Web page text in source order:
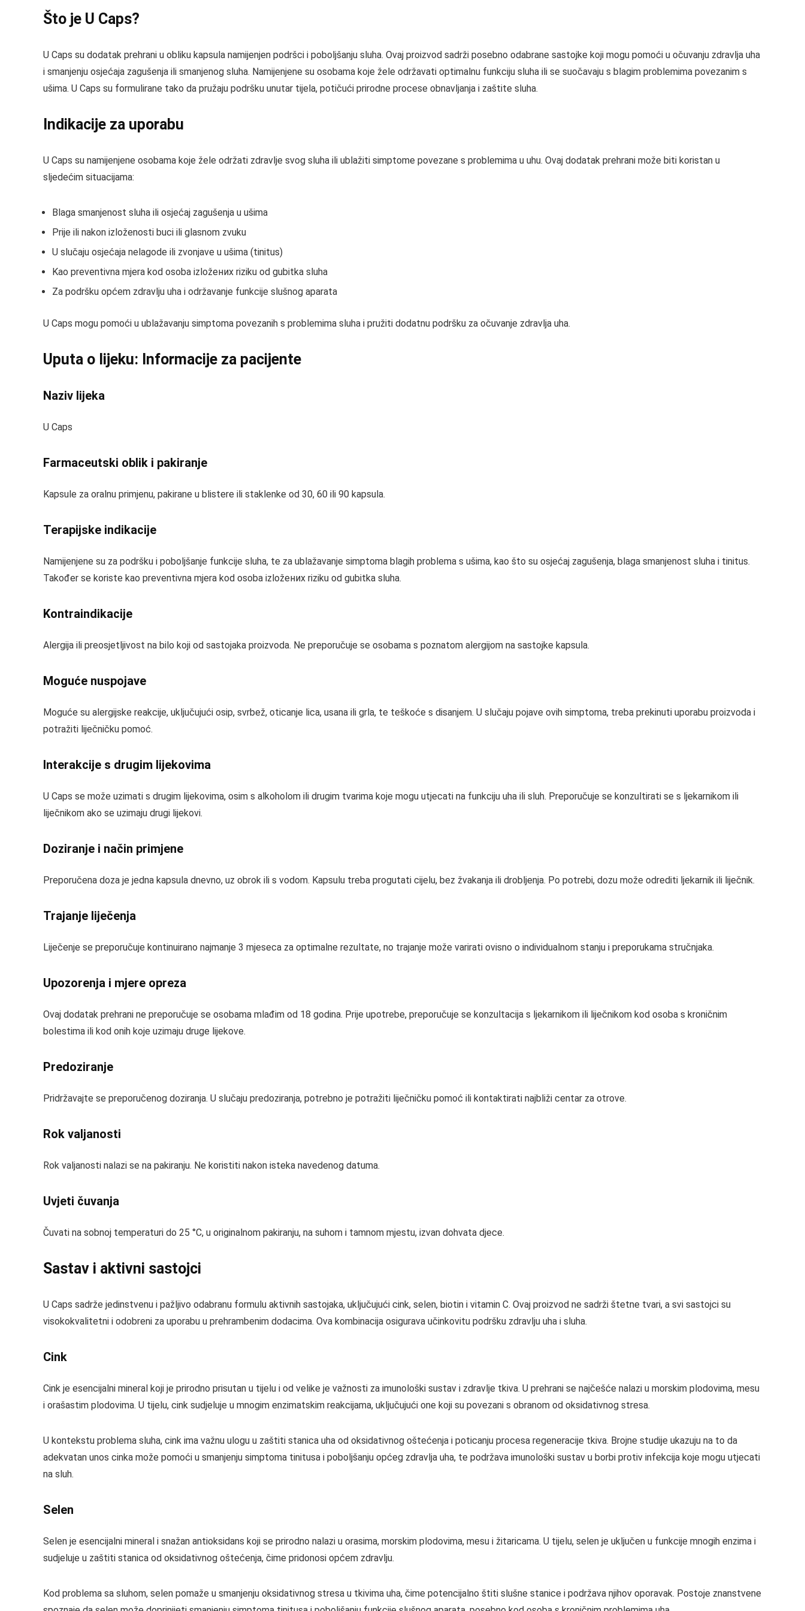
Što je U Caps?
U Caps su dodatak prehrani u obliku kapsula namijenjen podršci i poboljšanju sluha. Ovaj proizvod sadrži posebno odabrane sastojke koji mogu pomoći u očuvanju zdravlja uha
i smanjenju osjećaja zagušenja ili smanjenog sluha. Namijenjene su osobama koje žele održavati optimalnu funkciju sluha ili se suočavaju s blagim problemima povezanim s
ušima. U Caps su formulirane tako da pružaju podršku unutar tijela, potičući prirodne procese obnavljanja i zaštite sluha.
Indikacije za uporabu
U Caps su namijenjene osobama koje žele održati zdravlje svog sluha ili ublažiti simptome povezane s problemima u uhu. Ovaj dodatak prehrani može biti koristan u
sljedećim situacijama:
Blaga smanjenost sluha ili osjećaj zagušenja u ušima
Prije ili nakon izloženosti buci ili glasnom zvuku
U slučaju osjećaja nelagode ili zvonjave u ušima (tinitus)
Kao preventivna mjera kod osoba izložених riziku od gubitka sluha
Za podršku općem zdravlju uha i održavanje funkcije slušnog aparata
U Caps mogu pomoći u ublažavanju simptoma povezanih s problemima sluha i pružiti dodatnu podršku za očuvanje zdravlja uha.
Uputa o lijeku: Informacije za pacijente
Naziv lijeka
U Caps
Farmaceutski oblik i pakiranje
Kapsule za oralnu primjenu, pakirane u blistere ili staklenke od 30, 60 ili 90 kapsula.
Terapijske indikacije
Namijenjene su za podršku i poboljšanje funkcije sluha, te za ublažavanje simptoma blagih problema s ušima, kao što su osjećaj zagušenja, blaga smanjenost sluha i tinitus.
Također se koriste kao preventivna mjera kod osoba izložених riziku od gubitka sluha.
Kontraindikacije
Alergija ili preosjetljivost na bilo koji od sastojaka proizvoda. Ne preporučuje se osobama s poznatom alergijom na sastojke kapsula.
Moguće nuspojave
Moguće su alergijske reakcije, uključujući osip, svrbež, oticanje lica, usana ili grla, te teškoće s disanjem. U slučaju pojave ovih simptoma, treba prekinuti uporabu proizvoda i
potražiti liječničku pomoć.
Interakcije s drugim lijekovima
U Caps se može uzimati s drugim lijekovima, osim s alkoholom ili drugim tvarima koje mogu utjecati na funkciju uha ili sluh. Preporučuje se konzultirati se s ljekarnikom ili
liječnikom ako se uzimaju drugi lijekovi.
Doziranje i način primjene
Preporučena doza je jedna kapsula dnevno, uz obrok ili s vodom. Kapsulu treba progutati cijelu, bez žvakanja ili drobljenja. Po potrebi, dozu može odrediti ljekarnik ili liječnik.
Trajanje liječenja
Liječenje se preporučuje kontinuirano najmanje 3 mjeseca za optimalne rezultate, no trajanje može varirati ovisno o individualnom stanju i preporukama stručnjaka.
Upozorenja i mjere opreza
Ovaj dodatak prehrani ne preporučuje se osobama mlađim od 18 godina. Prije upotrebe, preporučuje se konzultacija s ljekarnikom ili liječnikom kod osoba s kroničnim
bolestima ili kod onih koje uzimaju druge lijekove.
Predoziranje
Pridržavajte se preporučenog doziranja. U slučaju predoziranja, potrebno je potražiti liječničku pomoć ili kontaktirati najbliži centar za otrove.
Rok valjanosti
Rok valjanosti nalazi se na pakiranju. Ne koristiti nakon isteka navedenog datuma.
Uvjeti čuvanja
Čuvati na sobnoj temperaturi do 25 °C, u originalnom pakiranju, na suhom i tamnom mjestu, izvan dohvata djece.
Sastav i aktivni sastojci
U Caps sadrže jedinstvenu i pažljivo odabranu formulu aktivnih sastojaka, uključujući cink, selen, biotin i vitamin C. Ovaj proizvod ne sadrži štetne tvari, a svi sastojci su
visokokvalitetni i odobreni za uporabu u prehrambenim dodacima. Ova kombinacija osigurava učinkovitu podršku zdravlju uha i sluha.
Cink
Cink je esencijalni mineral koji je prirodno prisutan u tijelu i od velike je važnosti za imunološki sustav i zdravlje tkiva. U prehrani se najčešće nalazi u morskim plodovima, mesu
i orašastim plodovima. U tijelu, cink sudjeluje u mnogim enzimatskim reakcijama, uključujući one koji su povezani s obranom od oksidativnog stresa.
U kontekstu problema sluha, cink ima važnu ulogu u zaštiti stanica uha od oksidativnog oštećenja i poticanju procesa regeneracije tkiva. Brojne studije ukazuju na to da
adekvatan unos cinka može pomoći u smanjenju simptoma tinitusa i poboljšanju općeg zdravlja uha, te podržava imunološki sustav u borbi protiv infekcija koje mogu utjecati
na sluh.
Selen
Selen je esencijalni mineral i snažan antioksidans koji se prirodno nalazi u orasima, morskim plodovima, mesu i žitaricama. U tijelu, selen je uključen u funkcije mnogih enzima i
sudjeluje u zaštiti stanica od oksidativnog oštećenja, čime pridonosi općem zdravlju.
Kod problema sa sluhom, selen pomaže u smanjenju oksidativnog stresa u tkivima uha, čime potencijalno štiti slušne stanice i podržava njihov oporavak. Postoje znanstvene